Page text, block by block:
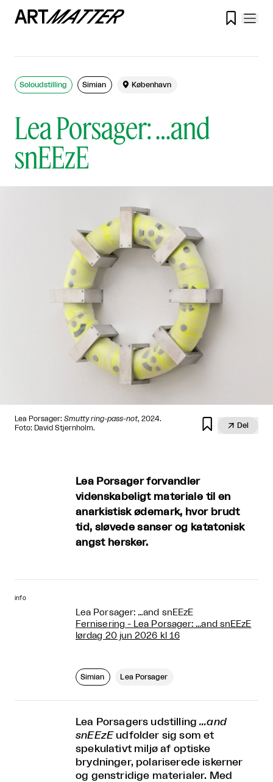

Lea Porsager: …and
snEEzE
Soloudstilling Simian  København
Lea Porsager: Smutty ring-pass-not, 2024.
Foto: David Stjernholm.
  Del
Lea Porsager forvandler
videnskabeligt materiale til en
anarkistisk ødemark, hvor brudt
tid, sløvede sanser og katatonisk
angst hersker.
info
Lea Porsager: …and snEEzE
Fernisering - Lea Porsager: ...and snEEzE
lørdag 20 jun 2026 kl 16
Simian Lea Porsager
Lea Porsagers udstilling…and
snEEzEudfolder sig som et
spekulativt miljø af optiske
brydninger, polariserede iskerner
og genstridige materialer. Med